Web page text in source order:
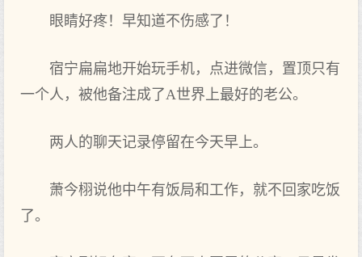
眼睛好疼！早知道不伤感了！
宿宁扁扁地开始玩手机，点进微信，置顶只有
一个人，被他备注成了A世界上最好的老公。
两人的聊天记录停留在今天早上。
萧今栩说他中午有饭局和工作，就不回家吃饭
了。